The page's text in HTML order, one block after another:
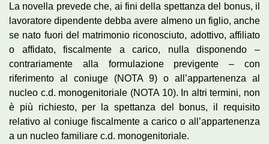
La novella prevede che, ai fini della spettanza del bonus, il
lavoratore dipendente debba avere almeno un figlio, anche
se nato fuori del matrimonio riconosciuto, adottivo, affiliato
o affidato, fiscalmente a carico, nulla disponendo –
contrariamente alla formulazione previgente – con
riferimento al coniuge (NOTA 9) o all’appartenenza al
nucleo c.d. monogenitoriale (NOTA 10). In altri termini, non
è più richiesto, per la spettanza del bonus, il requisito
relativo al coniuge fiscalmente a carico o all’appartenenza
a un nucleo familiare c.d. monogenitoriale.